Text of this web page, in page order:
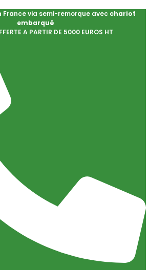
France via semi-remorque avec chariot
embarqué
A PARTIR DE 5000 EUROS HT